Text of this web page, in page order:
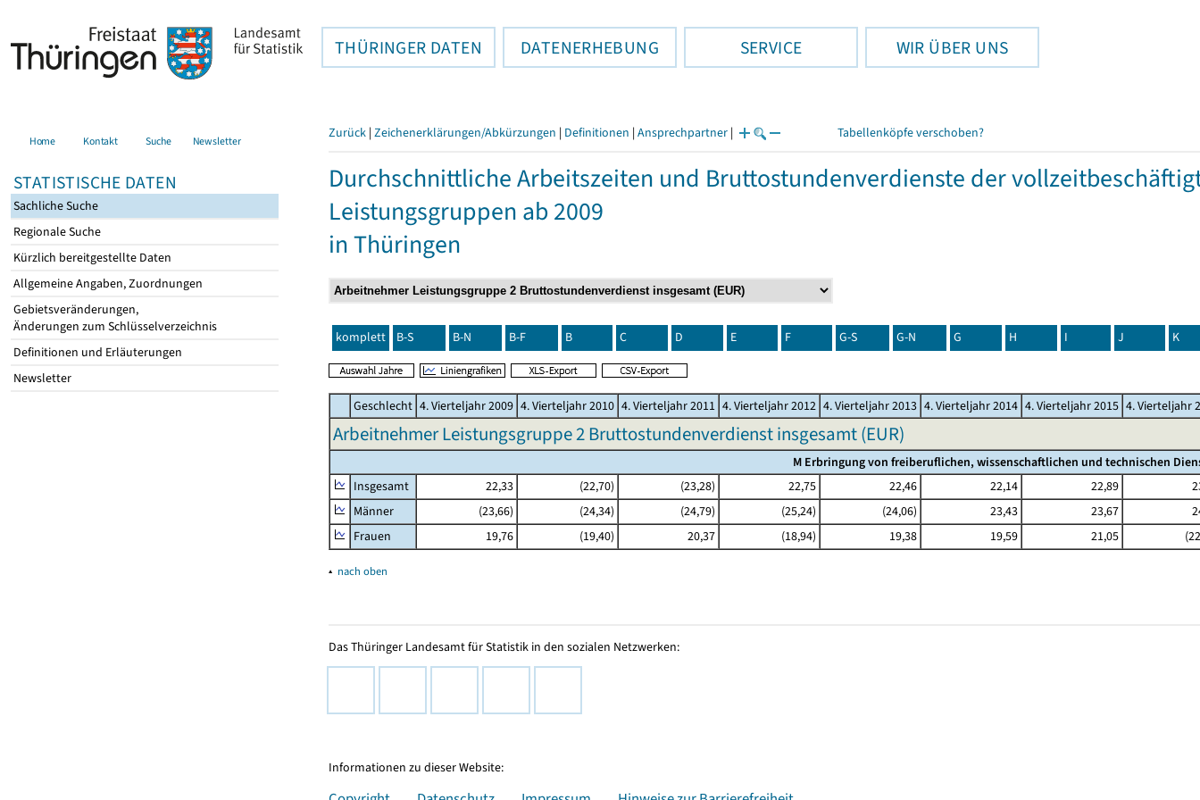
THÜRINGER DATEN DATENERHEBUNG SERVICE WIR ÜBER UNS
Home Kontakt Suche Newsletter
STATISTISCHE DATEN
Sachliche Suche
Regionale Suche
Kürzlich bereitgestellte Daten
Allgemeine Angaben, Zuordnungen
Gebietsveränderungen,
Änderungen zum Schlüsselverzeichnis
Definitionen und Erläuterungen
Newsletter
Zurück | Zeichenerklärungen/Abkürzungen | Definitionen | Ansprechpartner | Tabellenköpfe verschoben?
Durchschnittliche Arbeitszeiten und Bruttostundenverdienste der
Leistungsgruppen ab 2009
in Thüringen
komplett B-S B-N B-F B C D E F G-S G-N G H I J K
Geschlecht 4. Vierteljahr 2009 4. Vierteljahr 2010 4. Vierteljahr 2011 4. Vierteljahr 2012 4. Vierteljahr 2013 4. Vierteljahr 2014 4. Vierteljahr 2015 4. Vierteljahr
Arbeitnehmer Leistungsgruppe 2 Bruttostundenverdienst insgesamt (EUR)
M Erbringung von freiberuflichen, wissenschaftlichen und technischen
Insgesamt
22,33 (22,70) (23,28) 22,75 22,46 22,14 22,89
Männer
(23,66) (24,34) (24,79) (25,24) (24,06) 23,43 23,67
Frauen
19,76 (19,40) 20,37 (18,94) 19,38 19,59 21,05
▴ nach oben
Das Thüringer Landesamt für Statistik in den sozialen Netzwerken:
Informationen zu dieser Website: